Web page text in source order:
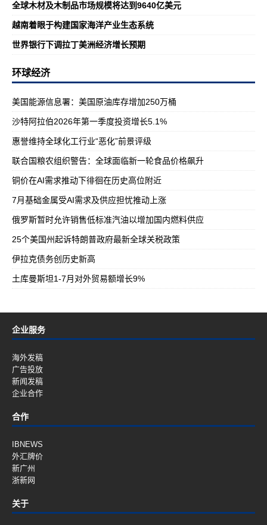
全球木材及木制品市场规模将达到9640亿美元
越南着眼于构建国家海洋产业生态系统
世界银行下调拉丁美洲经济增长预期
环球经济
美国能源信息署：美国原油库存增加250万桶
沙特阿拉伯2026年第一季度投资增长5.1%
惠誉维持全球化工行业“恶化”前景评级
联合国粮农组织警告：全球面临新一轮食品价格飙升
铜价在AI需求推动下徘徊在历史高位附近
7月基础金属受AI需求及供应担忧推动上涨
俄罗斯暂时允许销售低标准汽油以增加国内燃料供应
25个美国州起诉特朗普政府最新全球关税政策
伊拉克债务创历史新高
土库曼斯坦1-7月对外贸易额增长9%
企业服务
海外发稿
广告投放
新闻发稿
企业合作
合作
IBNEWS
外汇牌价
新广州
浙新网
关于